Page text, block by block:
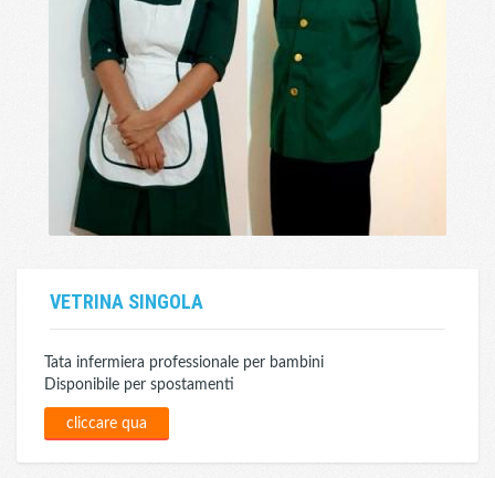
VETRINA SINGOLA
Tata infermiera professionale per bambini
Disponibile per spostamenti
cliccare qua